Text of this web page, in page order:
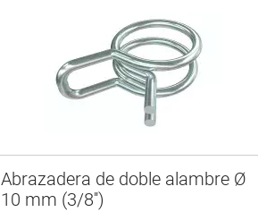
Abrazadera de doble alambre Ø
10 mm (3/8'')